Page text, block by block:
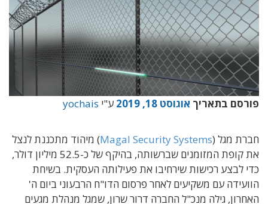
פורסם בתאריך אוגוסט 18, 2019 ע"י yochais
חברת מגל (Magal Security Systems) מיהוד מתכננת לנצל
את קופת המזומנים שברשותה, בהיקף של כ-52.5 מיליון דולר,
כדי לבצע רכישות שירחיבו את פעילותה העסקית. בשיחת
הוועידה עם משקיעים לאחר פרסום הדו"ח הרבעוני ביום ה'
האחרון, גילה מנכ"ל החברה דרור שרון, שמגל מנהלת מגעים